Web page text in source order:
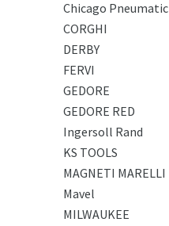
Chicago Pneumatic
CORGHI
DERBY
FERVI
GEDORE
GEDORE RED
Ingersoll Rand
KS TOOLS
MAGNETI MARELLI
Mavel
MILWAUKEE